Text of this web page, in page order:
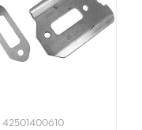
42501400610